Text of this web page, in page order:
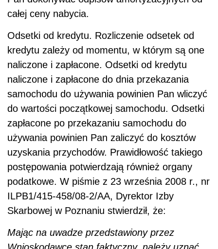
używania powinien Pan zaliczyć do kosztów
uzyskania przychodów. Prawidłowość takiego
postępowania potwierdzają również organy
podatkowe. W piśmie z 23 września 2008 r., nr
ILPB1/415-458/08-2/AA, Dyrektor Izby
Skarbowej w Poznaniu stwierdził, że:
Mając na uwadze przedstawiony przez
Wnioskodawcę stan faktyczny, należy uznać,
że jeżeli odsetki zostały naliczone i zapłacone
po dniu wprowadzenia środka trwałego do
ewidencji środków trwałych, to wówczas
Wnioskodawca może je zaliczyć bezpośrednio
do kosztów uzyskania przychodów w dacie ich
22g ust. 3 ustawy o podatku dochodowym od